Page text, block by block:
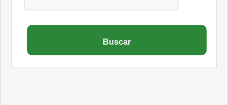
Buscar